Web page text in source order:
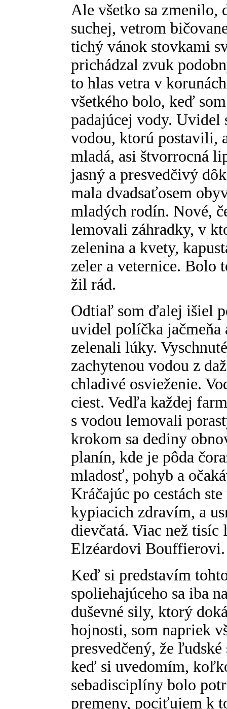
Ale všetko sa zmenilo,
suchej, vetrom
tichý vánok stovkami
prichádzal zvuk
to hlas vetra v
všetkého bolo, keď
padajúcej vody. Uvidel
vodou, ktorú postavili,
mladá, asi štvorrocná
jasný a presvedčivý
mala dvadsaťosem
mladých rodín. Nové,
lemovali záhradky, v
zelenina a kvety,
zeler a veternice. Bolo
žil rád.
Odtiaľ som ďalej išiel
uvidel políčka jačmeňa
zelenali lúky.
zachytenou vodou z
chladivé osvieženie.
ciest. Vedľa každej
s vodou lemovali
krokom sa dediny
planín, kde je pôda
mladosť, pohyb a
Kráčajúc po cestách
kypiacich zdravím, a
dievčatá. Viac než
Elzéardovi Bouffierovi.
Keď si predstavím
spoliehajúceho sa iba
duševné sily, ktorý
hojnosti, som napriek
presvedčený, že
keď si uvedomím,
sebadisciplíny bolo
premeny, pociťujem k